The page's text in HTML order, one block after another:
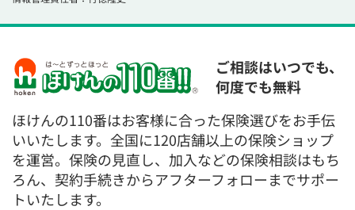
ご相談はいつでも、
何度でも無料
ほけんの110番はお客様に合った保険選びをお手伝
いいたします。全国に120店舗以上の保険ショップ
を運営。保険の見直し、加入などの保険相談はもち
ろん、契約手続きからアフターフォローまでサポー
トいたします。